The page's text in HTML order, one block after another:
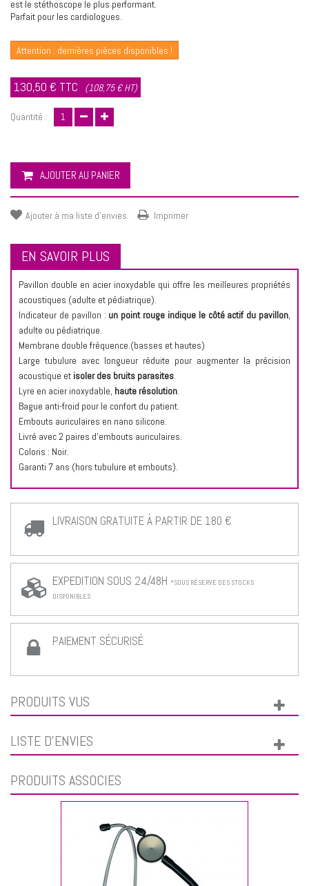
est le stéthoscope le plus performant.
Parfait pour les cardiologues.
Attention : dernières pièces disponibles !
130,50 € TTC (108,75 € HT)
Quantité :
AJOUTER AU PANIER
Ajouter à ma liste d'envies Imprimer
EN SAVOIR PLUS
Pavillon double en acier inoxydable qui offre les meilleures propriétés
acoustiques (adulte et pédiatrique).
Indicateur de pavillon : un point rouge indique le côté actif du pavillon,
adulte ou pédiatrique.
Membrane double fréquence.(basses et hautes)
Large tubulure avec longueur réduite pour augmenter la précision
acoustique et isoler des bruits parasites.
Lyre en acier inoxydable, haute résolution.
Bague anti-froid pour le confort du patient.
Embouts auriculaires en nano silicone.
Livré avec 2 paires d'embouts auriculaires.
Coloris : Noir.
Garanti 7 ans (hors tubulure et embouts).
LIVRAISON GRATUITE À PARTIR DE 180 €
EXPEDITION SOUS 24/48H *SOUS RÉSERVE DES STOCKS
DISPONIBLES
PAIEMENT SÉCURISÉ
PRODUITS VUS
LISTE D'ENVIES
PRODUITS ASSOCIÉS